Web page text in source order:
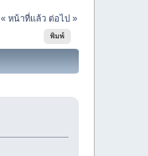
« หน้าที่แล้ว ต่อไป »
พิมพ์